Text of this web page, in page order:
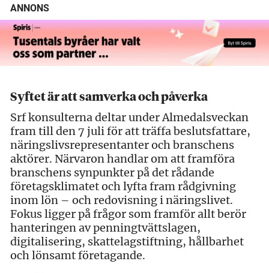
ANNONS
Syftet är att samverka och påverka
Srf konsulterna deltar under Almedalsveckan
fram till den 7 juli för att träffa beslutsfattare,
näringslivsrepresentanter och branschens
aktörer. Närvaron handlar om att framföra
branschens synpunkter på det rådande
företagsklimatet och lyfta fram rådgivning
inom lön – och redovisning i näringslivet.
Fokus ligger på frågor som framför allt berör
hanteringen av penningtvättslagen,
digitalisering, skattelagstiftning, hållbarhet
och lönsamt företagande.